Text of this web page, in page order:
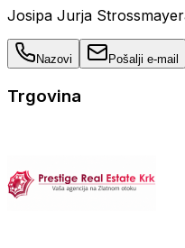
Josipa Jurja
Nazovi Pošalji e-mail
Trgovina